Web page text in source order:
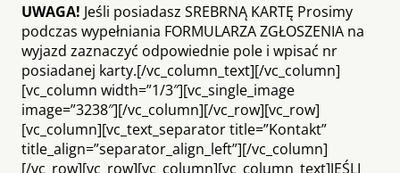
UWAGA! Jeśli posiadasz SREBRNĄ KARTĘ Prosimy
podczas wypełniania FORMULARZA ZGŁOSZENIA na
wyjazd zaznaczyć odpowiednie pole i wpisać nr
posiadanej karty.[/vc_column_text][/vc_column]
[vc_column width=”1/3″][vc_single_image
image=”3238″][/vc_column][/vc_row][vc_row]
[vc_column][vc_text_separator title=”Kontakt”
title_align=”separator_align_left”][/vc_column]
[/vc_row][vc_row][vc_column][vc_column_text]JEŚLI